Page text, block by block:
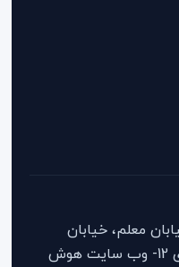
معلم، خیابان
امام هادی،کوچه امام هادی 12- وب سایت هوش